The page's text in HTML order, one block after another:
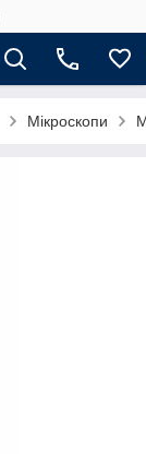
Мікроскопи